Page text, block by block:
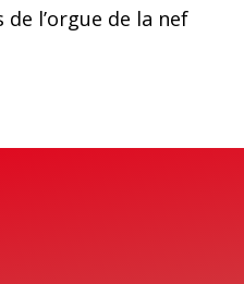
l’orgue de la nef